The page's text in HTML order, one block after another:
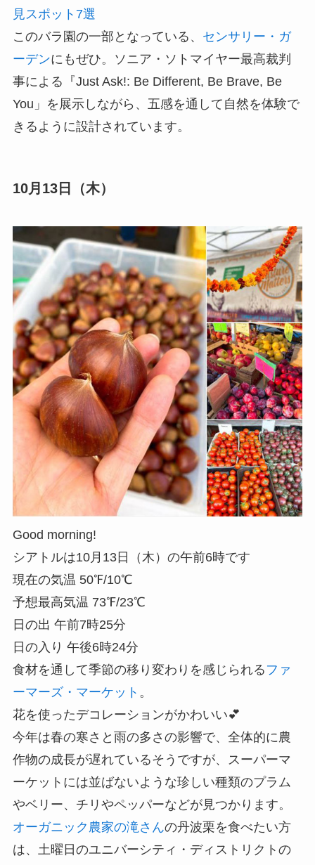
見スポット7選
このバラ園の一部となっている、 センサリー・ガ
ーデンにもぜひ。ソニア・ソトマイヤー最高裁判
事による『Just Ask!: Be Different, Be Brave, Be
You」を展示しながら、五感を通して自然を体験で
きるように設計されています。
10月13日（木）
Good morning!
シアトルは10月13日（木）の午前6時です
現在の気温 50℉/10℃
予想最高気温 73℉/23℃
日の出 午前7時25分
日の入り 午後6時24分
食材を通して季節の移り変わりを感じられる ファ
ーマーズ・マーケット 。
花を使ったデコレーションがかわいい💕
今年は春の寒さと雨の多さの影響で、全体的に農
作物の成長が遅れているそうですが、スーパーマ
ーケットには並ばないような珍しい種類のプラム
やベリー、チリやペッパーなどが見つかります。
オーガニック農家の滝さんの丹波栗を食べたい方
は、土曜日のユニバーシティ・ディストリクトの